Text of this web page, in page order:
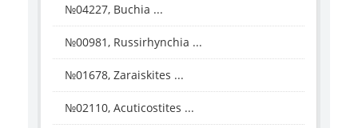
№04227, Buchia ...
№00981, Russirhynchia ...
№01678, Zaraiskites ...
№02110, Acuticostites ...